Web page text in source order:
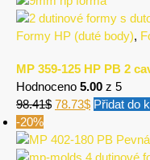
Formy HP (duté body),
MP 359-125 HP PB 2
Hodnoceno 5.00 z 5
98.41$ 78.73$ Přidat do
-20%